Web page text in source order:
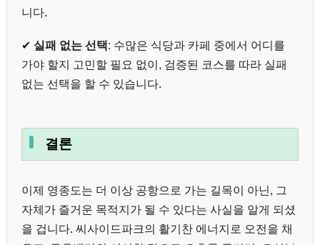
니다.
✔ 실패 없는 선택: 수많은 식당과 카페 중에서 어디를
가야 할지 고민할 필요 없이, 검증된 코스를 따라 실패
없는 선택을 할 수 있습니다.
결론
이제 영종도는 더 이상 공항으로 가는 길목이 아닌, 그
자체가 즐거운 목적지가 될 수 있다는 사실을 알게 되셨
을 겁니다. 씨사이드파크의 활기찬 에너지로 오전을 채